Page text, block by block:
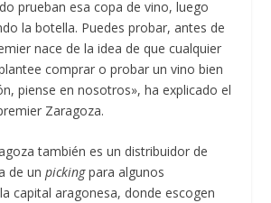
prueban esa copa de vino, luego
la botella. Puedes probar, antes de
nace de la idea de que cualquier
comprar o probar un vino bien
piense en nosotros», ha explicado el
Zaragoza.
también es un distribuidor de
de unpickingpara algunos
capital aragonesa, donde escogen